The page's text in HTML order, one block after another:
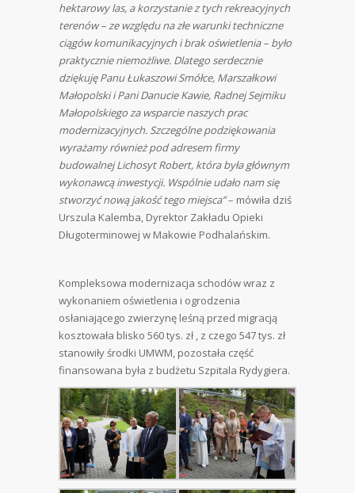
hektarowy las, a korzystanie z tych rekreacyjnych
terenów – ze względu na złe warunki techniczne
ciągów komunikacyjnych i brak oświetlenia – było
praktycznie niemożliwe. Dlatego serdecznie
dziękuję Panu Łukaszowi Smółce, Marszałkowi
Małopolski i Pani Danucie Kawie, Radnej Sejmiku
Małopolskiego za wsparcie naszych prac
modernizacyjnych. Szczególne podziękowania
wyrażamy również pod adresem firmy
budowalnej Lichosyt Robert, która była głównym
wykonawcą inwestycji. Wspólnie udało nam się
stworzyć nową jakość tego miejsca”– mówiła dziś
Urszula Kalemba, Dyrektor Zakładu Opieki
Długoterminowej w Makowie Podhalańskim.
Kompleksowa modernizacja schodów wraz z
wykonaniem oświetlenia i ogrodzenia
osłaniającego zwierzynę leśną przed migracją
kosztowała blisko 560 tys. zł , z czego 547 tys. zł
stanowiły środki UMWM, pozostała część
finansowana była z budżetu Szpitala Rydygiera.